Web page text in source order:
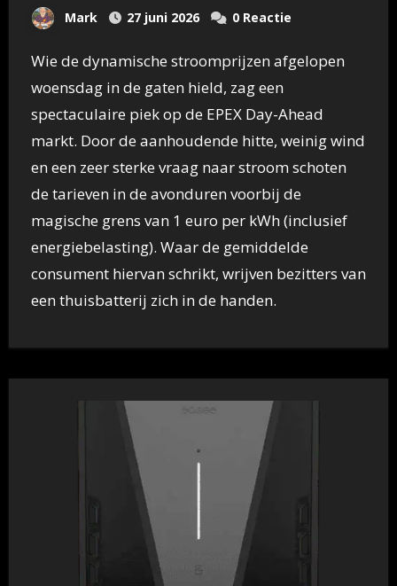
thuisbatterij
Mark 27 juni 2026 0 Reactie
Wie de dynamische stroomprijzen afgelopen
woensdag in de gaten hield, zag een
spectaculaire piek op de EPEX Day-Ahead
markt. Door de aanhoudende hitte, weinig wind
en een zeer sterke vraag naar stroom schoten
de tarieven in de avonduren voorbij de
magische grens van 1 euro per kWh (inclusief
energiebelasting). Waar de gemiddelde
consument hiervan schrikt, wrijven bezitters van
een thuisbatterij zich in de handen.